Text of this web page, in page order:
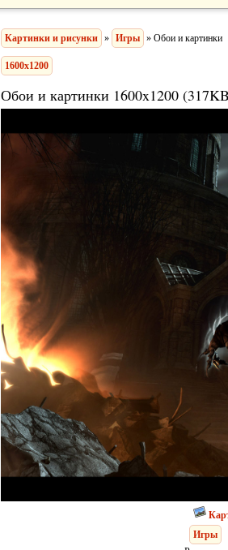
Картинки и рисунки » Игры » Обои и картинки
1600x1200
Обои и картинки 1600x1200
Игры